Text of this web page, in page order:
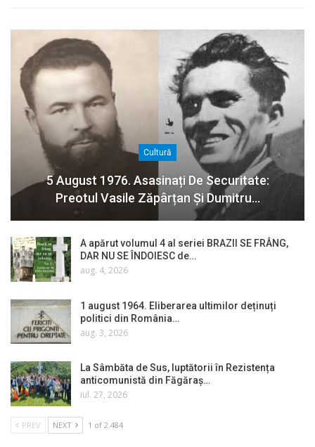
Cultură
5 August 1976. Asasinați De Securitate:
Preotul Vasile Zăpârțan Și Dumitru…
A apărut volumul 4 al seriei BRAZII SE FRÂNG,
DAR NU SE ÎNDOIESC de…
aug. 4, 2026
1 august 1964. Eliberarea ultimilor deținuți
politici din România…
aug. 3, 2026
La Sâmbăta de Sus, luptătorii în Rezistența
anticomunistă din Făgăraș…
iul. 27, 2026
PREV NEXT 1 of 2.484